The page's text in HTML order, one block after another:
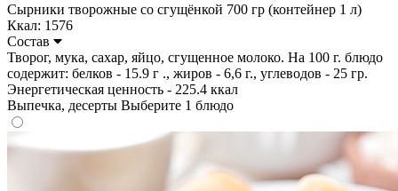
Сырники творожные со сгущёнкой 700 гр (контейнер 1 л)
Ккал: 1576
Состав
Творог, мука, сахар, яйцо, сгущенное молоко. На 100 г. блюдо
содержит: белков - 15.9 г ., жиров - 6,6 г., углеводов - 25 гр.
Энергетическая ценность - 225.4 ккал
Выпечка, десерты Выберите 1 блюдо